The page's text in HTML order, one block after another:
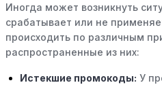
Иногда может возникнуть
срабатывает или не
происходить по различным
распространенные из них:
Истекшие промокоды: У